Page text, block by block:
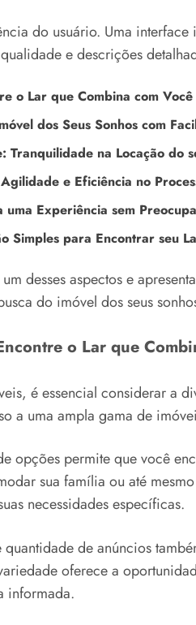
do usuário. Uma
e descrições
o Lar que Combina com Você
dos Seus Sonhos com
na Locação do
e Eficiência no
Experiência sem
Simples para Encontrar seu
desses aspectos e
do imóvel dos seus
o Lar que
é essencial considerar a
a uma ampla gama de
opções permite que você
sua família ou até
necessidades específicas.
de anúncios
oferece a
informada.